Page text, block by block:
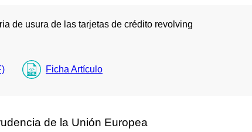
de usura de las tarjetas de crédito revolving
Ficha Artículo
de la Unión Europea